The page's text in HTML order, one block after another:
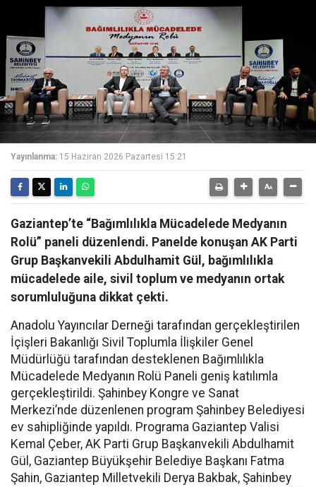
Yayınlanma: 15 Haziran 2026 Pazartesi 15:21
Gaziantep’te “Bağımlılıkla Mücadelede Medyanın
Rolü” paneli düzenlendi. Panelde konuşan AK Parti
Grup Başkanvekili Abdulhamit Gül, bağımlılıkla
mücadelede aile, sivil toplum ve medyanın ortak
sorumluluğuna dikkat çekti.
Anadolu Yayıncılar Derneği tarafından gerçekleştirilen
İçişleri Bakanlığı Sivil Toplumla İlişkiler Genel
Müdürlüğü tarafından desteklenen Bağımlılıkla
Mücadelede Medyanın Rolü Paneli geniş katılımla
gerçekleştirildi. Şahinbey Kongre ve Sanat
Merkezi’nde düzenlenen program Şahinbey Belediyesi
ev sahipliğinde yapıldı. Programa Gaziantep Valisi
Kemal Çeber, AK Parti Grup Başkanvekili Abdulhamit
Gül, Gaziantep Büyükşehir Belediye Başkanı Fatma
Şahin, Gaziantep Milletvekili Derya Bakbak, Şahinbey